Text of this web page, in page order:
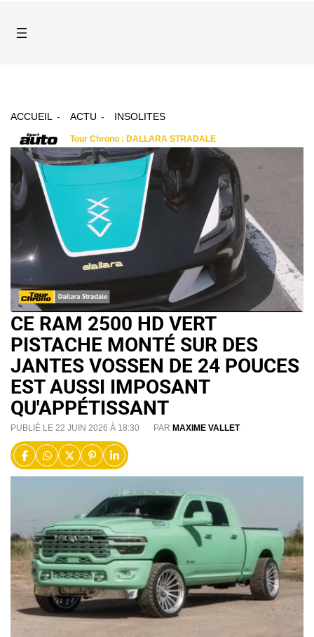
ACCUEIL ACTU INSOLITES
CE RAM 2500 HD VERT
PISTACHE MONTÉ SUR DES
JANTES VOSSEN DE 24 POUCES
EST AUSSI IMPOSANT
QU'APPÉTISSANT
PUBLIÉ LE 22 JUIN 2026 À 18:30 PAR MAXIME VALLET